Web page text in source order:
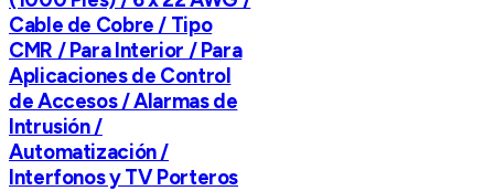
Cable de Cobre / Tipo
CMR / Para Interior / Para
Aplicaciones de Control
de Accesos / Alarmas de
Intrusión /
Automatización /
Interfonos y TV Porteros